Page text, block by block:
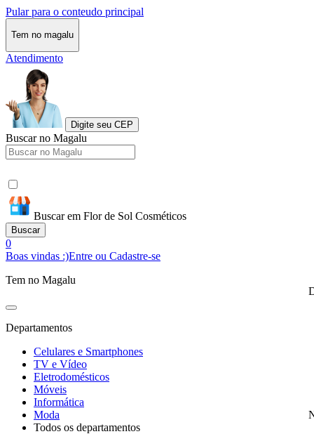
Pular para o conteudo principal
Tem no magalu
Atendimento
Digite seu CEP
Buscar no Magalu
Buscar em Flor de Sol Cosméticos
Buscar
0
Boas vindas :)Entre ou Cadastre-se
Tem no Magalu
Departamentos
Celulares e Smartphones
TV e Vídeo
Eletrodomésticos
Móveis
Informática
Moda
Todos os departamentos